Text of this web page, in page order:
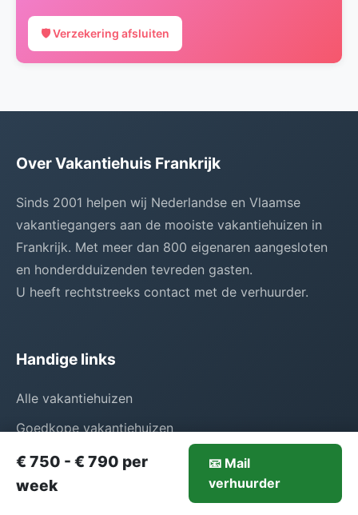
🛡️ Verzekering afsluiten
Over Vakantiehuis Frankrijk
Sinds 2001 helpen wij Nederlandse en Vlaamse
vakantiegangers aan de mooiste vakantiehuizen in
Frankrijk. Met meer dan 800 eigenaren aangesloten
en honderdduizenden tevreden gasten.
U heeft rechtstreeks contact met de verhuurder.
Handige links
Alle vakantiehuizen
Goedkope vakantiehuizen
Exclusieve villa's
Disclaimer
750-€790/week Mail verhuurder
€ 750 - € 790 per
week
📧 Mail
verhuurder